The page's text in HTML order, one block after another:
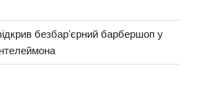
безбар’єрний барбершоп у